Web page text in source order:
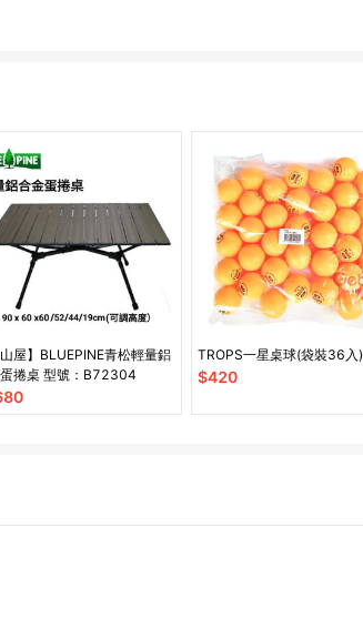
山屋】BLUEPINE青松輕量鋁
捲桌 型號：B72304
TROPS一星桌球(袋裝36入)
$420